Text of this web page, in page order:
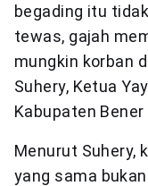
begading itu
tewas, gajah
mungkin korban
Suhery, Ketua
Kabupaten
Menurut Suhery,
yang sama